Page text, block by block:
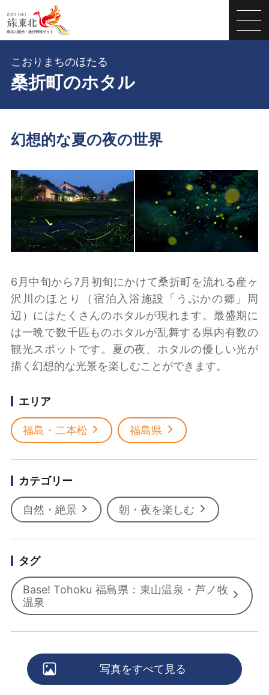
桑折町のホタル
こおりまちのほたる
幻想的な夏の夜の世界
6月中旬から7月初旬にかけて桑折町を流れる産ヶ
沢川のほとり（宿泊入浴施設「うぶかの郷」周
辺）にはたくさんのホタルが現れます。最盛期に
は一晩で数千匹ものホタルが乱舞する県内有数の
観光スポットです。夏の夜、ホタルの優しい光が
描く幻想的な光景を楽しむことができます。
エリア
福島・二本松 福島県
カテゴリー
自然・絶景 朝・夜を楽しむ
タグ
Base! Tohoku 福島県：東山温泉・芦ノ牧
温泉
写真をすべて見る